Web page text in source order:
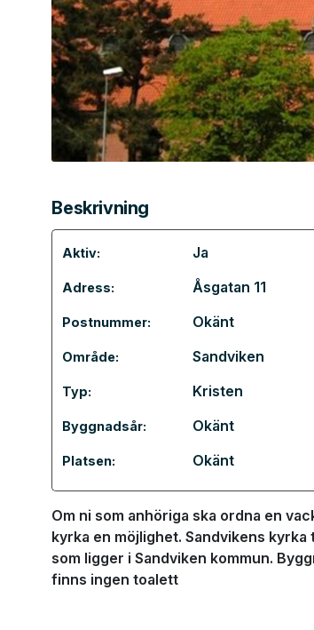
Beskrivning
Aktiv: Ja
Adress: Åsgatan 11
Postnummer: Okänt
Område: Sandviken
Typ: Kristen
Byggnadsår: Okänt
Platsen: Okänt
Om ni som anhöriga ska ordna en
kyrka en möjlighet. Sandvikens
som ligger i Sandviken kommun.
finns ingen toalett